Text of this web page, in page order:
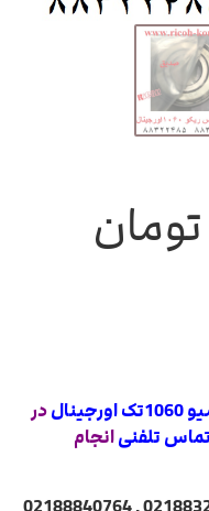
تومان
در
تماس تلفنیانجام